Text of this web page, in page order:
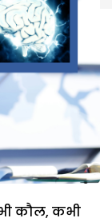
कौल, कभी